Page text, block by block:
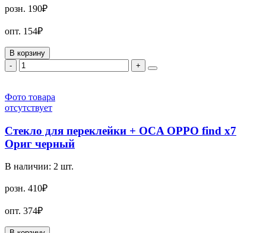
розн. 190₽
опт. 154₽
В корзину
-
+
Фото товара
отсутствует
Стекло для переклейки + OCA OPPO find x7
Ориг черный
В наличии: 2 шт.
розн. 410₽
опт. 374₽